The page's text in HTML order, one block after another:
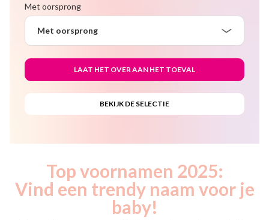
Met oorsprong
Met oorsprong
Top voornamen 2025:
Vind een trendy naam voor je
baby!